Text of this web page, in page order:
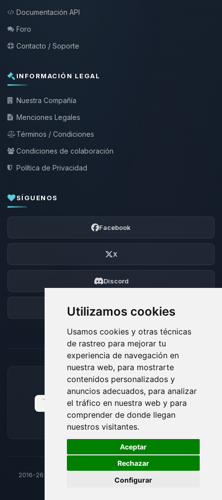
Utilizamos cookies
Usamos cookies y otras técnicas
de rastreo para mejorar tu
experiencia de navegación en
nuestra web, para mostrarte
contenidos personalizados y
anuncios adecuados, para analizar
el tráfico en nuestra web y para
comprender de donde llegan
nuestros visitantes.
Aceptar
Rechazar
Configurar
Documentación API
Foro
Contacto / Soporte
INFORMACIÓN LEGAL
Nuestra Compañía
Menciones Legales
Términos / Condiciones
Condiciones de colaboración
Política de Privacidad
SÍGUENOS
Facebook
X
Discord
Foro
MÉTODOS DE PAGO ACEPTADOS
2016-26
🍪